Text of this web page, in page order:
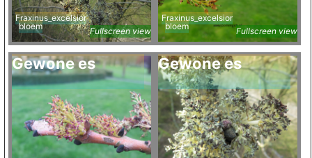
Fraxinus_excelsior
bloem
Fullscreen view
Fraxinus_excelsior
bloem
Fullscreen view
Gewone es Gewone es